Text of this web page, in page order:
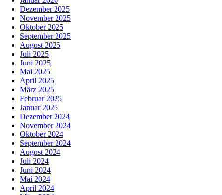
Dezember 2025
November 2025
Oktober 2025
September 2025
August 2025
Juli 2025
Juni 2025
Mai 2025
April 2025
März 2025
Februar 2025
Januar 2025
Dezember 2024
November 2024
Oktober 2024
September 2024
August 2024
Juli 2024
Juni 2024
Mai 2024
April 2024